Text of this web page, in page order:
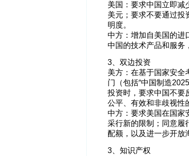
美国：要求中国立即减
美元；要求不要通过投
明度。
中方：增加自美国的进
中国的技术产品和服务
3、双边投资
美方：在基于国家安全
门（包括“中国制造
投资时，要求中国不要
公平、有效和非歧视性
中方：要求美国在国家
采行新的限制；同意履
配额，以及进一步开放
3、知识产权